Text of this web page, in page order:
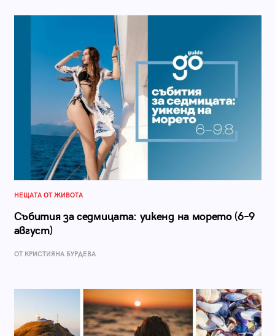
НЕЩАТА ОТ ЖИВОТА
Събития за седмицата: уикенд на морето (6–9
август)
ОТ КРИСТИЯНА БУРДЕВА